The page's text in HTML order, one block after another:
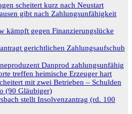
scheitert kurz nach Neustart
gibt nach Zahlungsunfähigkeit
kämpft gegen Finanzierungslücke
gerichtlichen Zahlungsaufschub
Danprod zahlungsunfähig
treffen heimische Erzeuger hart
mit zwei Betrieben – Schulden
(90 Gläubiger)
stellt Insolvenzantrag (rd. 100